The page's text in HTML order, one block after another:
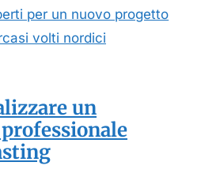
per un nuovo progetto
volti nordici
un